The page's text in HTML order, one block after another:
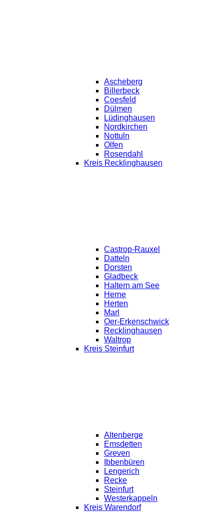
Ascheberg
Billerbeck
Coesfeld
Dülmen
Lüdinghausen
Nordkirchen
Nottuln
Olfen
Rosendahl
Kreis Recklinghausen
Castrop-Rauxel
Datteln
Dorsten
Gladbeck
Haltern am See
Herne
Herten
Marl
Oer-Erkenschwick
Recklinghausen
Waltrop
Kreis Steinfurt
Altenberge
Emsdetten
Greven
Ibbenbüren
Lengerich
Recke
Steinfurt
Westerkappeln
Kreis Warendorf